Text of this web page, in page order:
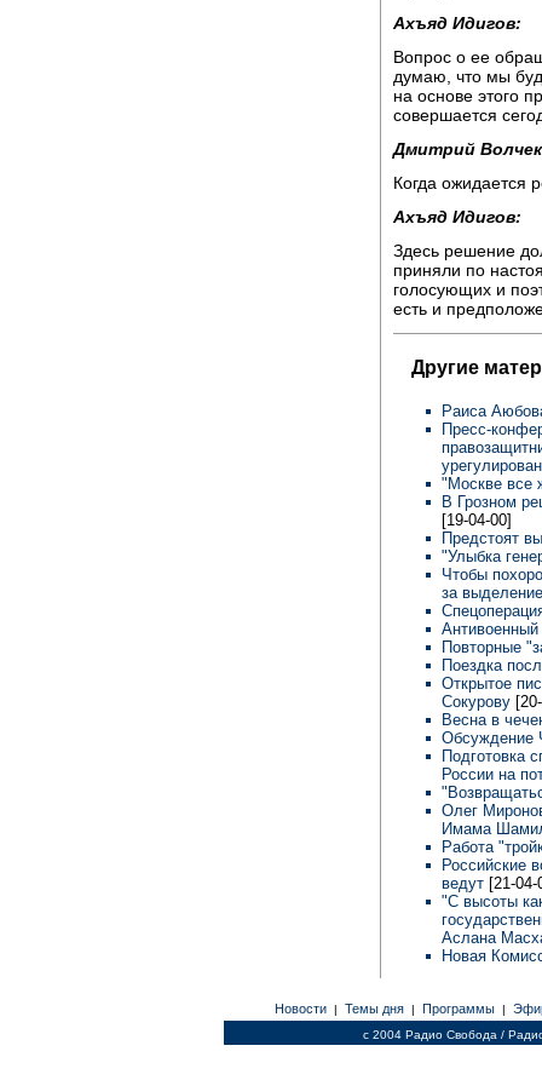
Ахъяд Идигов:
Вопрос о ее
думаю, что мы
на основе этого
совершается
Дмитрий
Когда ожидается
Ахъяд Идигов:
Здесь решение
приняли по
голосующих и
есть и
Другие
Раиса
Пресс-
"Москве все
В Грозном
[19-04-00]
Предстоят
"Улыбка
Чтобы
за
Повторные
Поездка
Открытое
Сокурову
Весна в
Обсуждение
Подготовка
России на
Олег
Имама
Работа
Российские
ведут [21-04-
"С высоты
Аслана
Новая
Новости | Темы дня | Программы |
c 2004 Радио Свобода /